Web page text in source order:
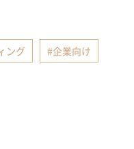
ング 企業向け